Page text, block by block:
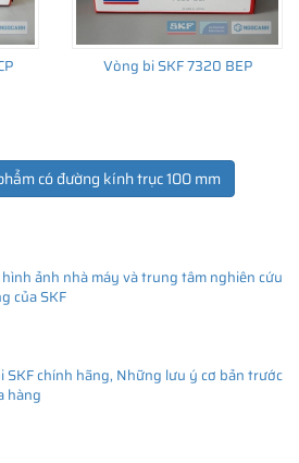
Vòng bi SKF 7320 BEP
có đường kính trục 100 mm
ảnh nhà máy và trung tâm nghiên cứu
của SKF
SKF chính hãng, Những lưu ý cơ bản trước
hàng